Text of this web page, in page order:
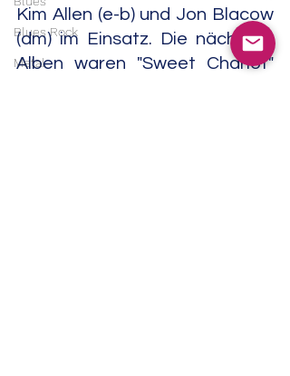
Blues Rock
Metal
Kim Allen (e-b) und Jon Blacow
(dm) im Einsatz. Die nächsten
Alben waren "Sweet Chariot"